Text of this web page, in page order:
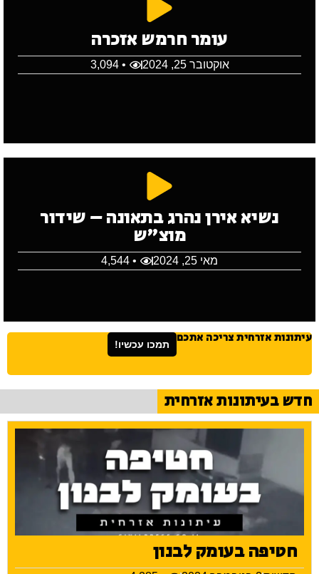
עומר חרמש אזכרה
אוקטובר 25, 2024 • 3,094
נשיא אירן נהרג בתאונה – שידור
מוצ"ש
מאי 25, 2024 • 4,544
עיתונות אזרחית צריכה אתכם תמכו עכשיו!
חדש בעיתונות אזרחית
חטיפה בעומק לבנון